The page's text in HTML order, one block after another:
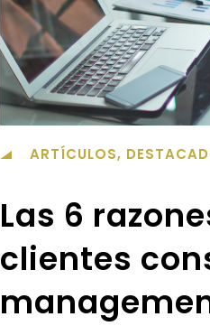
ARTÍCULOS,
Las 6
clientes